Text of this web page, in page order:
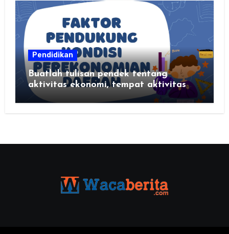
Pendidikan
Buatlah tulisan pendek tentang
aktivitas ekonomi, tempat aktivitas
ekonomi, dan hasil produksi daerah